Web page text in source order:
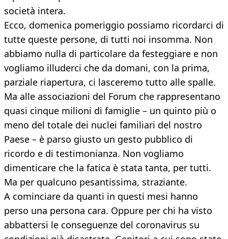
società intera.
Ecco, domenica pomeriggio possiamo ricordarci di
tutte queste persone, di tutti noi insomma. Non
abbiamo nulla di particolare da festeggiare e non
vogliamo illuderci che da domani, con la prima,
parziale riapertura, ci lasceremo tutto alle spalle.
Ma alle associazioni del Forum che rappresentano
quasi cinque milioni di famiglie – un quinto più o
meno del totale dei nuclei familiari del nostro
Paese – è parso giusto un gesto pubblico di
ricordo e di testimonianza. Non vogliamo
dimenticare che la fatica è stata tanta, per tutti.
Ma per qualcuno pesantissima, straziante.
A cominciare da quanti in questi mesi hanno
perso una persona cara. Oppure per chi ha visto
abbattersi le conseguenze del coronavirus su